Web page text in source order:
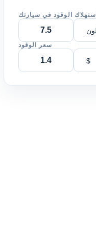
استهلاك الوقود في سيارتك
سعر الوقود
$